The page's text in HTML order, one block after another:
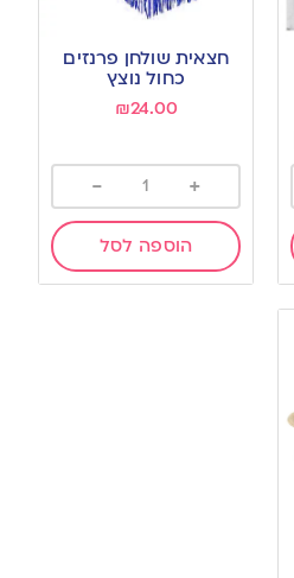
to
wishlist
חצאית שולחן פרנזים
כחול נוצץ
₪24.00
+
-
הוספה לסל